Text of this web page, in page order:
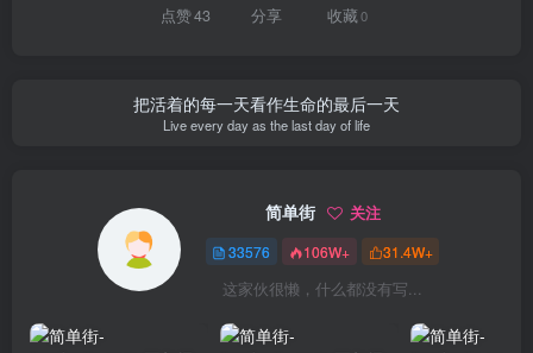
点赞43 分享 收藏0
把活着的每一天看作生命的最后一天
Live every day as the last day of life
简单街 关注
33576 106W+ 31.4W+
这家伙很懒，什么都没有写...